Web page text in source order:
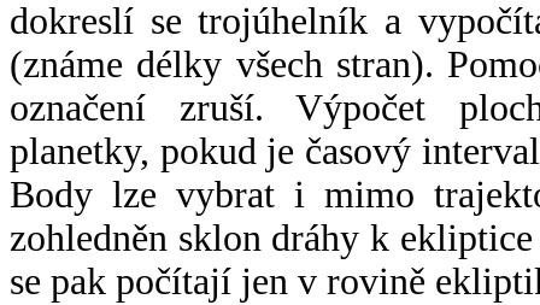
dokreslí se trojúhelník a
(známe délky všech stran).
označení zruší. Výpočet
planetky, pokud je časový
Body lze vybrat i mimo
zohledněn sklon dráhy k
se pak počítají jen v rovině